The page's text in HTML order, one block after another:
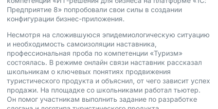
Предприятие 8» попробовали свои силы в создании
конфигурации бизнес-приложения.
Несмотря на сложившуюся эпидемиологическую ситуацию
и необходимость самоизоляции наставника,
профессиональная проба по компетенции «Туризм»
состоялась. В режиме онлайн связи наставник рассказал
школьникам о ключевых понятиях продвижения
туристического продукта и объяснил, от чего зависит успех
продажи. На площадке со школьниками работал тьютер.
Он помог участникам выполнить задание по разработке